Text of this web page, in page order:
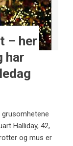
– her
har
Halliday, 42,
og mus er